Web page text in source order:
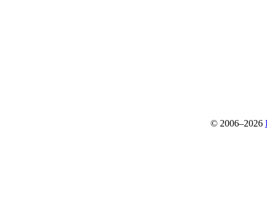
© 2006–2026